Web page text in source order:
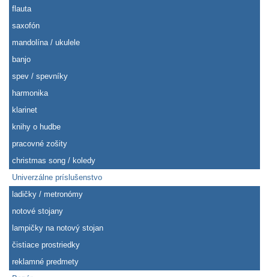
flauta
saxofón
mandolína / ukulele
banjo
spev / spevníky
harmonika
klarinet
knihy o hudbe
pracovné zošity
christmas song / koledy
Univerzálne príslušenstvo
ladičky / metronómy
notové stojany
lampičky na notový stojan
čistiace prostriedky
reklamné predmety